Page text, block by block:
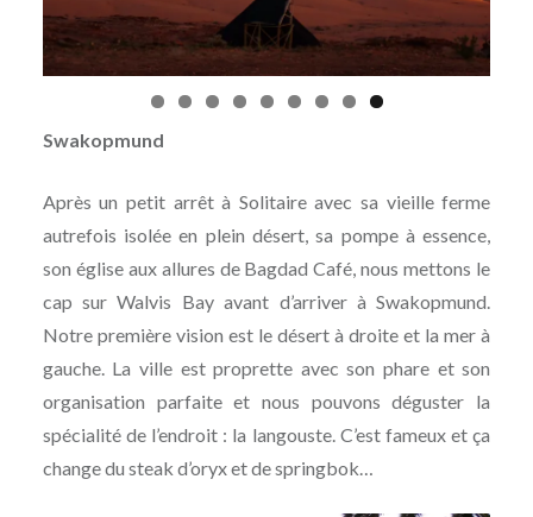
Swakopmund
Après un petit arrêt à Solitaire avec sa vieille ferme
autrefois isolée en plein désert, sa pompe à essence,
son église aux allures de Bagdad Café, nous mettons le
cap sur Walvis Bay avant d’arriver à Swakopmund.
Notre première vision est le désert à droite et la mer à
gauche. La ville est proprette avec son phare et son
organisation parfaite et nous pouvons déguster la
spécialité de l’endroit : la langouste. C’est fameux et ça
change du steak d’oryx et de springbok…